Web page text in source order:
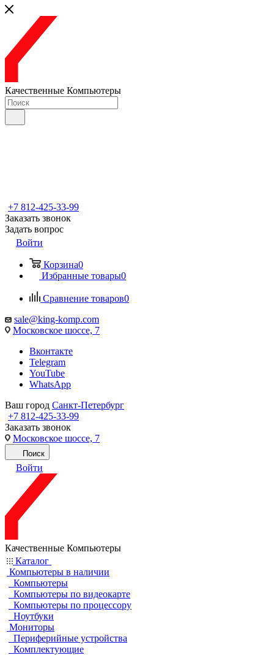
Качественные Компьютеры
+7 812-425-33-99
Заказать звонок
Задать вопрос
Войти
Корзина0
Избранные товары0
Сравнение товаров0
sale@king-komp.com
Московское шоссе, 7
Вконтакте
Telegram
YouTube
WhatsApp
Ваш город Санкт-Петербург
+7 812-425-33-99
Заказать звонок
Московское шоссе, 7
Поиск
Войти
Качественные Компьютеры
Каталог
Компьютеры в наличии
Компьютеры
Компьютеры по видеокарте
Компьютеры по процессору
Ноутбуки
Мониторы
Периферийные устройства
Комплектующие